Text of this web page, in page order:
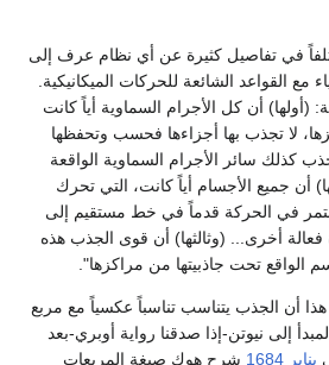
في تفاصيل كثيرة عن أي نظام عرف إلى
مع القواعد الشائعة للحركات الميكانيكية.
(أولها) أن كل الأجرام السماوية أياً كانت
لا تجذب بها أجزاءها فحسب وتحفظها
كذلك سائر الأجرام السماوية الواقعة
أن جميع الأجسام أياً كانت، التي تحرك
في الحركة قدماً في خط مستقيم إلى
أخرى... (وثالثها) أن قوى الجذب هذه
الواقع تحت جاذبيتها من مراكزها".
أن الجذب يتناسب تناسباً عكسياً مع مربع
إلى نيوتن-إذا صدقنا رواية أوبري-بعد
يناير 1684 شرح هوك صيغة المربعات